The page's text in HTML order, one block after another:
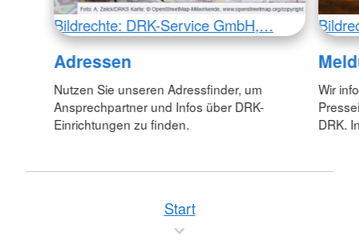
Bildrechte: DRK-Service GmbH,…
Adressen
Nutzen Sie unseren Adressfinder, um
Ansprechpartner und Infos über DRK-
Einrichtungen zu finden.
Wir
DRK.
Start